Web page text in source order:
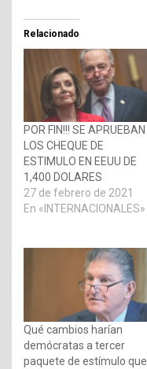
Relacionado
POR FIN!!! SE APRUEBAN
LOS CHEQUE DE
ESTIMULO EN EEUU DE
1,400 DOLARES
27 de febrero de 2021
En «INTERNACIONALES»
Qué cambios harían
demócratas a tercer
paquete de estímulo que